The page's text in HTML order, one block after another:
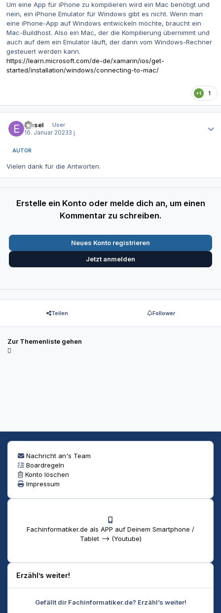
Um eine App für iPhone zu kompilieren wird ein Mac benötigt und
nein, ein iPhone Emulator für Windows gibt es nicht. Wenn man
eine iPhone-App auf Windows entwickeln möchte, braucht ein
Mac-Buildhost. Also ein Mac, der die Kompilierung übernimmt und
auch auf dem ein Emulator läuft, der dann vom Windows-Rechner
gesteuert werden kann.
https://learn.microsoft.com/de-de/xamarin/ios/get-
started/installation/windows/connecting-to-mac/
1
emsel
User
16. Januar 20233 j
AUTOR
Vielen dank für die Antworten.
Erstelle ein Konto oder melde dich an, um einen
Kommentar zu schreiben.
Neues Konto registrieren
Jetzt anmelden
Teilen Follower
Zur Themenliste gehen
Nachricht an's Team
Boardregeln
Konto löschen
Impressum
Fachinformatiker.de als APP auf Deinem Smartphone /
Tablet --> (Youtube)
Erzähl’s weiter!
Gefällt dir Fachinformatiker.de? Erzähl’s weiter!